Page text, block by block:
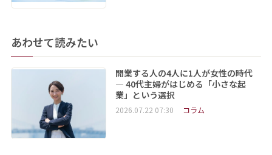
あわせて読みたい
開業する人の4人に1人が女性の時代
― 40代主婦がはじめる「小さな起
業」という選択
2026.07.22 07:30 コラム